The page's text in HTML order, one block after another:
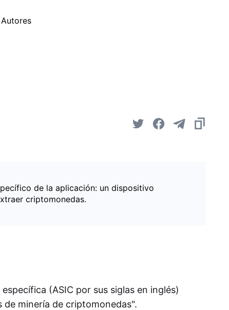
Autores
de la aplicación: un dispositivo
criptomonedas.
(ASIC por sus siglas en inglés)
de minería de criptomonedas".